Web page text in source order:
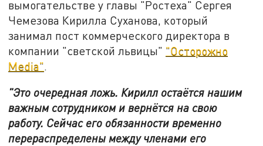
вымогательстве у главы "Ростеха" Сергея
Чемезова Кирилла Суханова, который
занимал пост коммерческого директора в
компании "светской львицы" "Oсторожно
Media".
"Это очередная ложь. Кирилл остаётся нашим
важным сотрудником и вернётся на свою
работу. Сейчас его обязанности временно
перераспределены между членами его